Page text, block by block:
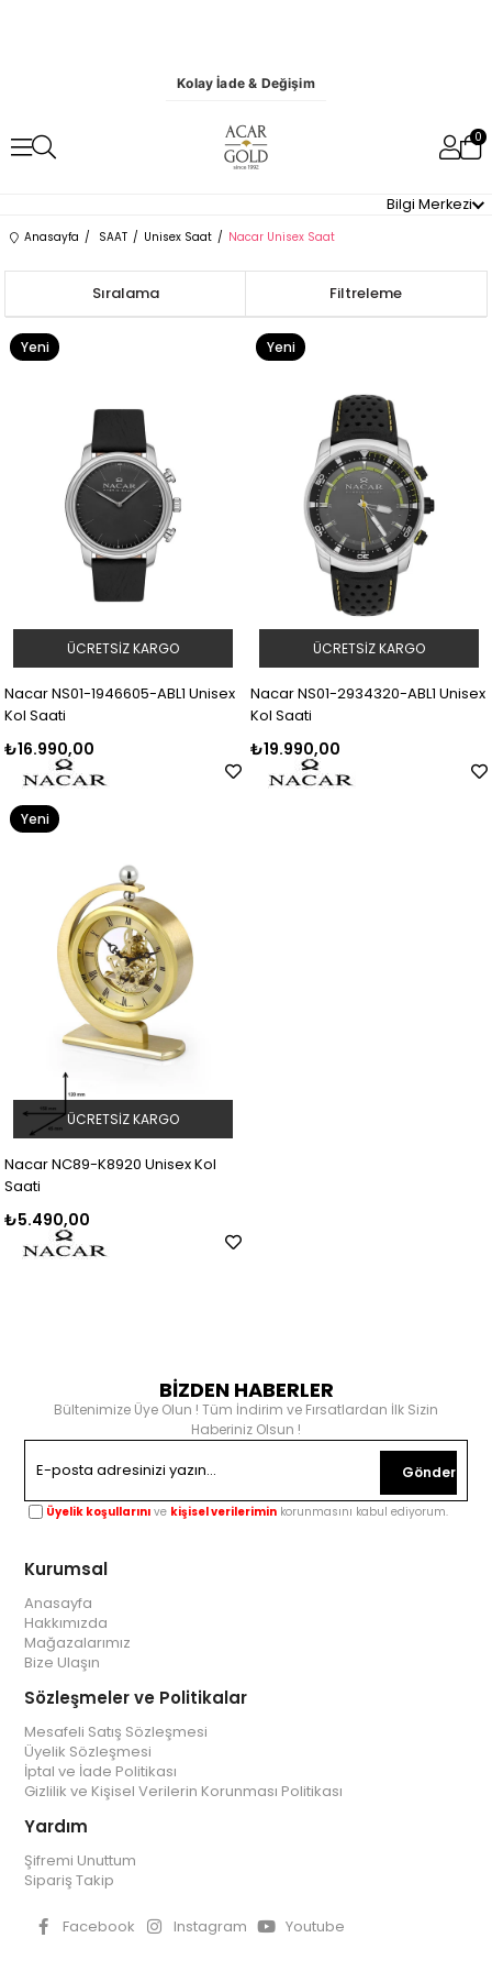
Kolay İade & Değişim
0
Bilgi Merkezi
Anasayfa SAAT Unisex Saat Nacar Unisex Saat
Filtreleme
Sıralama
Nacar NS01-1946605-ABL1 Unisex
Kol Saati
₺16.990,00
ÜCRETSIZ KARGO
Yeni
Nacar NS01-2934320-ABL1 Unisex
Kol Saati
₺19.990,00
ÜCRETSIZ KARGO
Yeni
Nacar NC89-K8920 Unisex Kol
Saati
₺5.490,00
ÜCRETSIZ KARGO
Yeni
BİZDEN HABERLER
Bültenimize Üye Olun ! Tüm İndirim ve Fırsatlardan İlk Sizin
Haberiniz Olsun !
Gönder
Üyelik koşullarını ve kişisel verilerimin korunmasını kabul ediyorum.
Kurumsal
Anasayfa
Hakkımızda
Mağazalarımız
Bize Ulaşın
Sözleşmeler ve Politikalar
Mesafeli Satış Sözleşmesi
Üyelik Sözleşmesi
İptal ve İade Politikası
Gizlilik ve Kişisel Verilerin Korunması Politikası
Yardım
Şifremi Unuttum
Sipariş Takip
Facebook Instagram Youtube